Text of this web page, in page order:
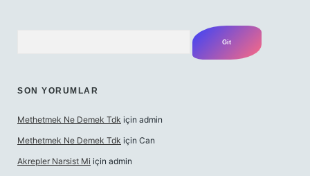
SON YORUMLAR
Methetmek Ne Demek Tdk için admin
Methetmek Ne Demek Tdk için Can
Akrepler Narsist Mi için admin